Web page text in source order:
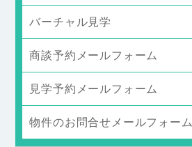
バーチャル見学
商談予約メールフォーム
見学予約メールフォーム
物件のお問合せメールフォーム